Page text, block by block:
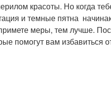
красоты. Но когда
и темные пятна
меры, тем лучше.
помогут вам избавиться